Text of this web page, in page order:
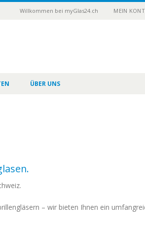
Willkommen bei myGlas24.ch MEIN
ÜBER UNS
– wir bieten Ihnen ein